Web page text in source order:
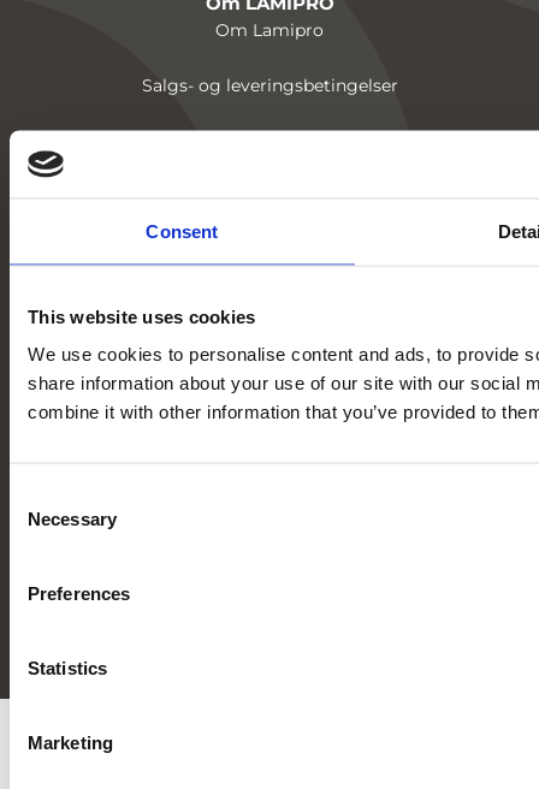
Consent
This website uses cookies
We use cookies to personalise content and ads, to provide
share information about your use of our site with our social
combine it with other information that you’ve provided to
Selection
Necessary
Preferences
Statistics
Marketing
Om Lamipro
Salgs- og leveringsbetingelser
Persondata og cookies
Privatkunder henvises til deres nærmeste tømmerhandel.
DK NO SE
Fulde navn